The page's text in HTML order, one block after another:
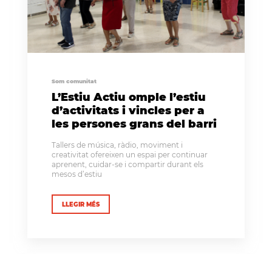
Som comunitat
L’Estiu Actiu omple l’estiu
d’activitats i vincles per a
les persones grans del barri
Tallers de música, ràdio, moviment i
creativitat ofereixen un espai per continuar
aprenent, cuidar-se i compartir durant els
mesos d’estiu
LLEGIR MÉS